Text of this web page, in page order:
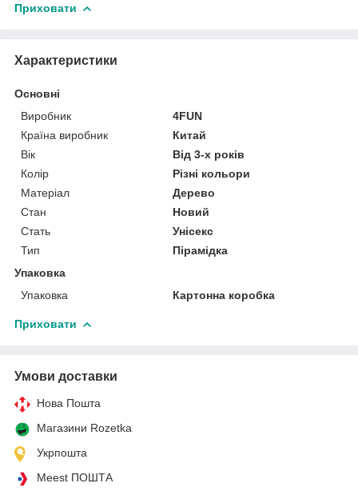
Приховати
Характеристики
Основні
Виробник
4FUN
Країна виробник
Китай
Вік
Від 3-х років
Колір
Різні кольори
Матеріал
Дерево
Стан
Новий
Стать
Унісекс
Тип
Пірамідка
Упаковка
Упаковка
Картонна коробка
Приховати
Умови доставки
Нова Пошта
Магазини Rozetka
Укрпошта
Meest ПОШТА